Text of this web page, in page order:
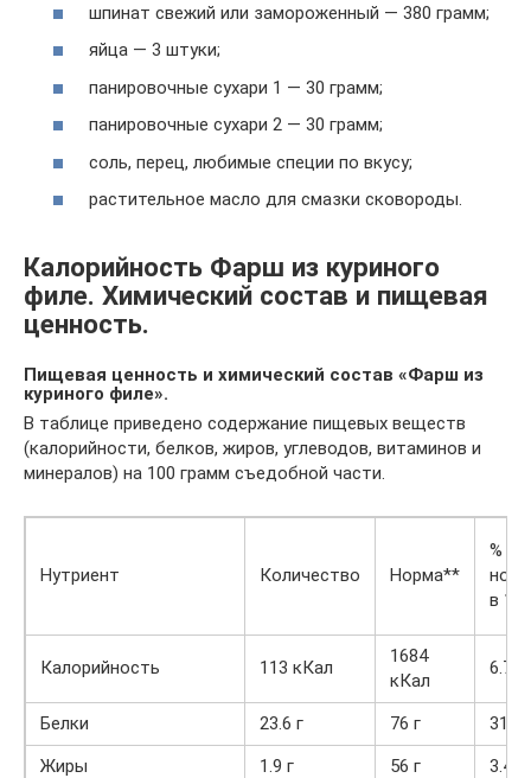
шпинат свежий или замороженный — 380 грамм;
яйца — 3 штуки;
панировочные сухари 1 — 30 грамм;
панировочные сухари 2 — 30 грамм;
соль, перец, любимые специи по вкусу;
растительное масло для смазки сковороды.
Калорийность Фарш из куриного
филе. Химический состав и пищевая
ценность.
Пищевая ценность и химический состав «Фарш из
куриного филе».
В таблице приведено содержание пищевых веществ
(калорийности, белков, жиров, углеводов, витаминов и
минералов) на 100 грамм съедобной части.
Нутриент Количество Норма**
% от
в
Калорийность 113 кКал
1684
кКал
6.7%
Белки 23.6 г 76 г
Жиры
1.9 г 56 г 3.4%